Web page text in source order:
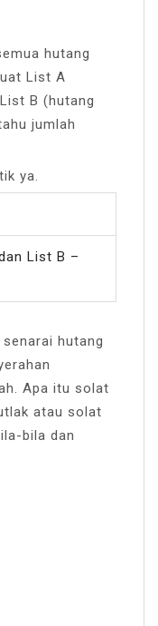
hutang
List A
B (hutang
jumlah
ya.
List B –
hutang
Apa itu solat
atau solat
bila dan